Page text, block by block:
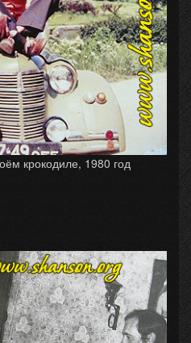
крокодиле, 1980 год